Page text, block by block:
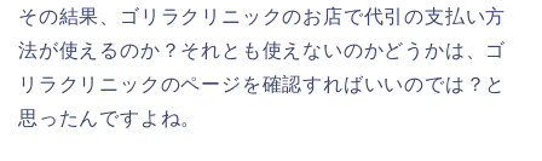
その結果、ゴリラクリニックのお店で代引の支払い方
法が使えるのか？それとも使えないのかどうかは、ゴ
リラクリニックのページを確認すればいいのでは？と
思ったんですよね。